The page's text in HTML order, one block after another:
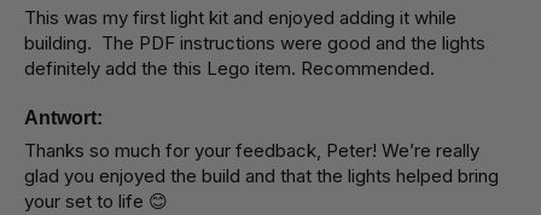
This was my first light kit and enjoyed adding it while
building.  The PDF instructions were good and the lights
definitely add the this Lego item. Recommended.
Antwort:
Thanks so much for your feedback, Peter! We’re really
glad you enjoyed the build and that the lights helped bring
your set to life 😊